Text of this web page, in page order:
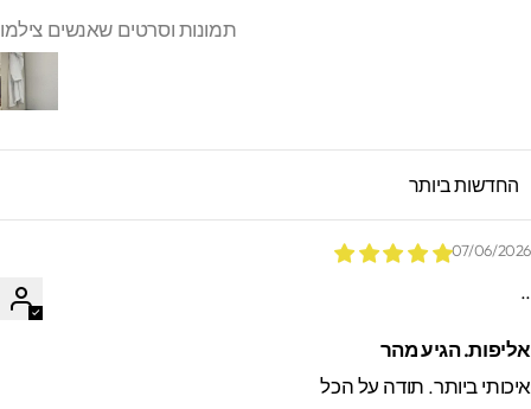
תמונות וסרטים שאנשים צילמו
SORT
07/06/
הגיע מהר
ביותר. תודה על הכל